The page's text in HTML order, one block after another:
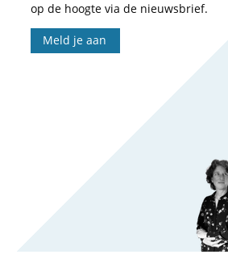
op de hoogte via de nieuwsbrief.
Meld je aan